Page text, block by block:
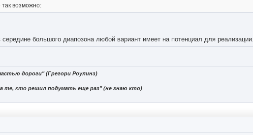
возможно:
большого диапозона любой вариант имеет на потенциал для реализации.
дороги" (Грегори Роулинз)
те, кто решил подумать еще раз" (не знаю кто)